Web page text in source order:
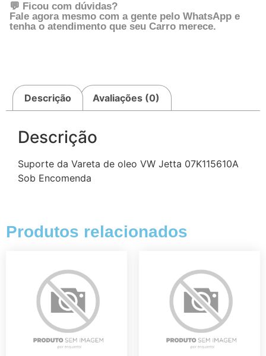
💬 Ficou com dúvidas?
Fale agora mesmo com a gente pelo WhatsApp e
tenha o atendimento que seu Carro merece.
Descrição Avaliações (0)
Descrição
Suporte da Vareta de oleo VW Jetta 07K115610A
Sob Encomenda
Produtos relacionados